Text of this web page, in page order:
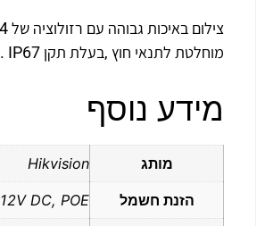
מוחלטת לתנאי חוץ ,בעלת תקן IP67 . תכנון מבנה חזק עם חומרי מתכת מלאים
מידע נוסף
מותג Hikvision
הזנת חשמל 12V DC, POE